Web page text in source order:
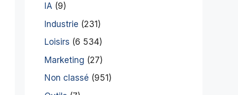
IA (9)
Industrie (231)
Loisirs (6 534)
Marketing (27)
Non classé (951)